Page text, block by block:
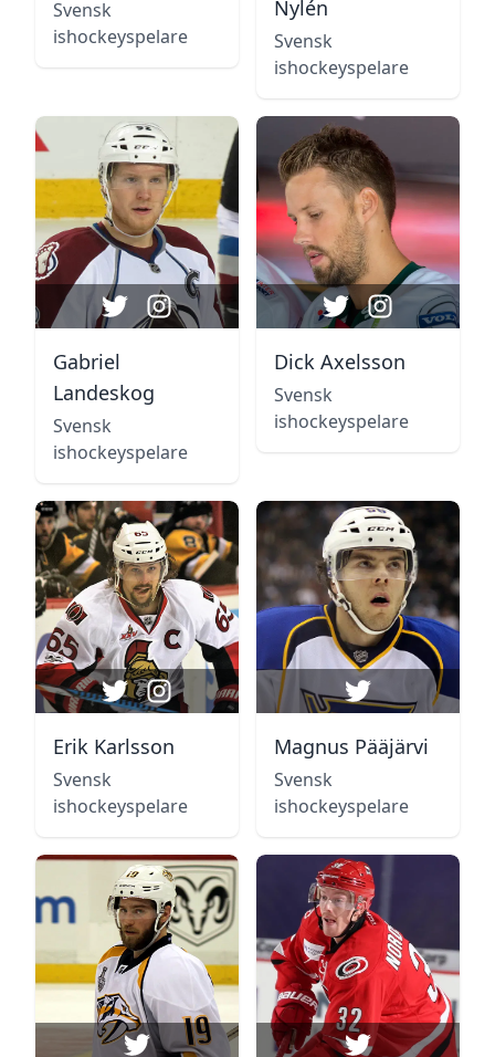
Svensk
ishockeyspelare
Nylén
Svensk
ishockeyspelare
Gabriel
Landeskog
Svensk
ishockeyspelare
Dick Axelsson
Svensk
ishockeyspelare
Erik Karlsson
Svensk
ishockeyspelare
Magnus Pääjärvi
Svensk
ishockeyspelare